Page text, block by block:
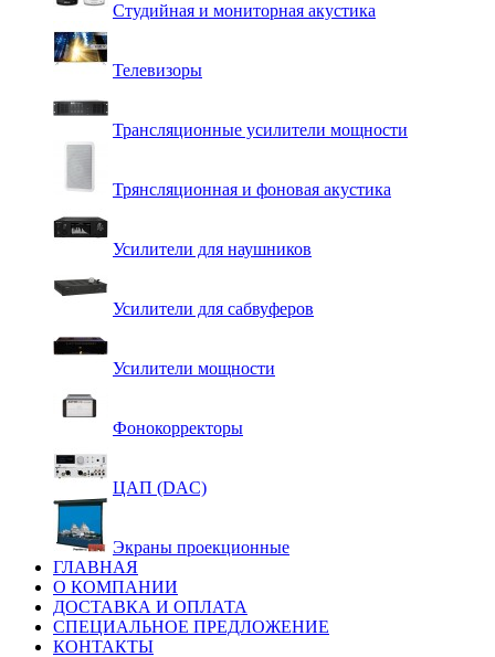
Студийная и мониторная акустика
Телевизоры
Трансляционные усилители мощности
Трянсляционная и фоновая акустика
Усилители для наушников
Усилители для сабвуферов
Усилители мощности
Фонокорректоры
ЦАП (DAC)
Экраны проекционные
ГЛАВНАЯ
О КОМПАНИИ
ДОСТАВКА И ОПЛАТА
СПЕЦИАЛЬНОЕ ПРЕДЛОЖЕНИЕ
КОНТАКТЫ